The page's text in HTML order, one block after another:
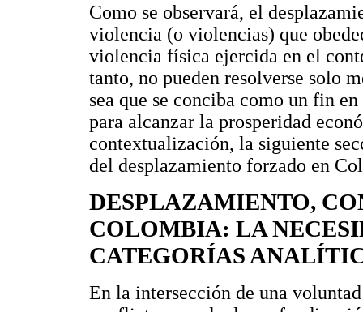
Como se observará, el
violencia (o violencias) que
violencia física ejercida en el
tanto, no pueden resolverse solo
sea que se conciba como un fin
para alcanzar la prosperidad
contextualización, la siguiente
del desplazamiento forzado en
DESPLAZAMIENTO,
COLOMBIA: LA
CATEGORÍAS
En la intersección de una